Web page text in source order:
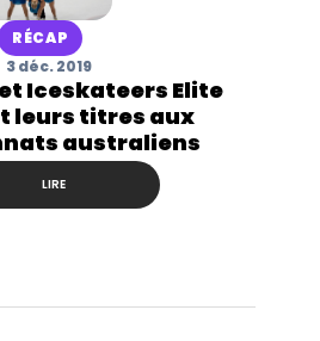
RÉCAP
3 déc. 2019
Iceskateers Elite
leurs titres aux
australiens
LIRE